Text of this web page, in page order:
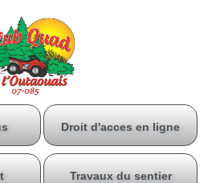
Droit d'acces en ligne
Travaux du sentier